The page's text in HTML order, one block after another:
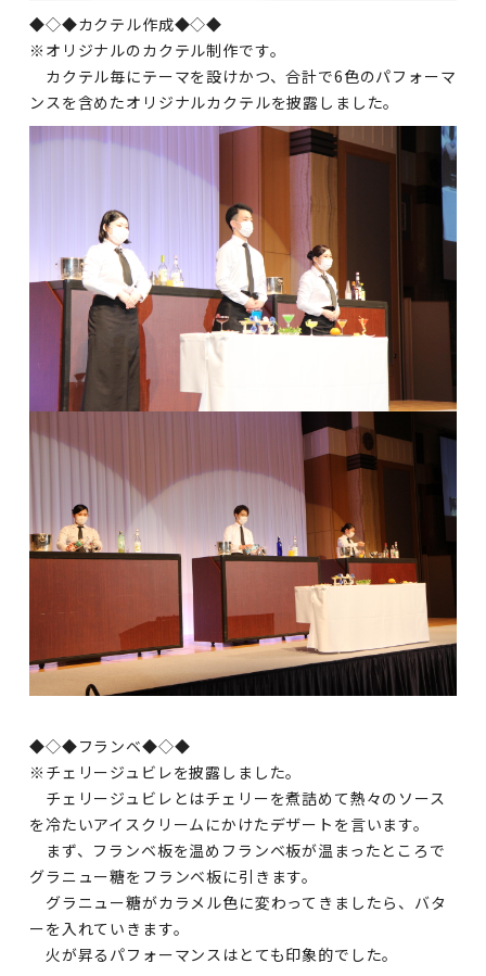
◆◇◆カクテル作成◆◇◆
※オリジナルのカクテル制作です。
カクテル毎にテーマを設けかつ、合計で6色のパフォーマ
ンスを含めたオリジナルカクテルを披露しました。
◆◇◆フランベ◆◇◆
※チェリージュビレを披露しました。
チェリージュビレとはチェリーを煮詰めて熱々のソース
を冷たいアイスクリームにかけたデザートを言います。
まず、フランベ板を温めフランベ板が温まったところで
グラニュー糖をフランベ板に引きます。
グラニュー糖がカラメル色に変わってきましたら、バタ
ーを入れていきます。
火が昇るパフォーマンスはとても印象的でした。